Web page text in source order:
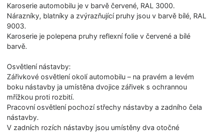
Karoserie automobilu je v barvě červené, RAL 3000.
Nárazníky, blatníky a zvýrazňující pruhy jsou v barvě bílé, RAL
9003.
Karoserie je polepena pruhy reflexní folie v červené a bílé
barvě.
Osvětlení nástavby:
Zářivkové osvětlení okolí automobilu – na pravém a levém
boku nástavby ja umístěna dvojice zářivek s ochrannou
mřížkou proti rozbití.
Pracovní osvětlení pochozí střechy nástavby a zadního čela
nástavby.
V zadních rozích nástavby jsou umístěny dva otočné